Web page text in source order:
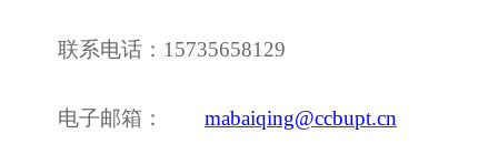
联系电话： 15735658129
电子邮箱： mabaiqing@ccbupt.cn